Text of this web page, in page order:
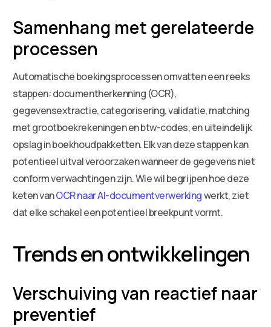
Samenhang met gerelateerde
processen
Automatische boekingsprocessen omvatten een reeks
stappen: documentherkenning (OCR),
gegevensextractie, categorisering, validatie, matching
met grootboekrekeningen en btw-codes, en uiteindelijk
opslag in boekhoudpakketten. Elk van deze stappen kan
potentieel uitval veroorzaken wanneer de gegevens niet
conform verwachtingen zijn. Wie wil begrijpen hoe deze
keten vanOCR naar AI-documentverwerkingwerkt, ziet
dat elke schakel een potentieel breekpunt vormt.
Trends en ontwikkelingen
Verschuiving van reactief naar
preventief